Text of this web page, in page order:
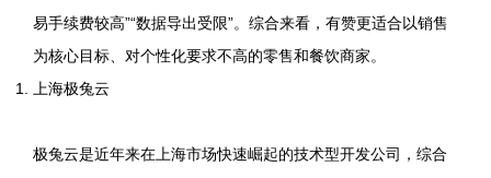
易手续费较高”“数据导出受限”。综合来看，有赞更适合以销售
为核心目标、对个性化要求不高的零售和餐饮商家。
上海极兔云
极兔云是近年来在上海市场快速崛起的技术型开发公司，综合